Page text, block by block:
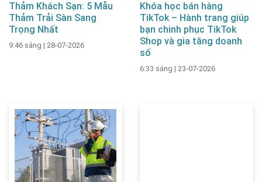
Thảm Khách Sạn: 5 Mẫu
Thảm Trải Sàn Sang
Trọng Nhất
9:46 sáng | 28-07-2026
Khóa học bán hàng
TikTok – Hành trang giúp
bạn chinh phục TikTok
Shop và gia tăng doanh
số
6:33 sáng | 23-07-2026